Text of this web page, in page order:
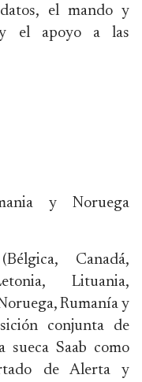
el mando y
el apoyo a las
y Noruega
Canadá,
Lituania,
Rumanía y
conjunta de
sueca Saab como
de Alerta y